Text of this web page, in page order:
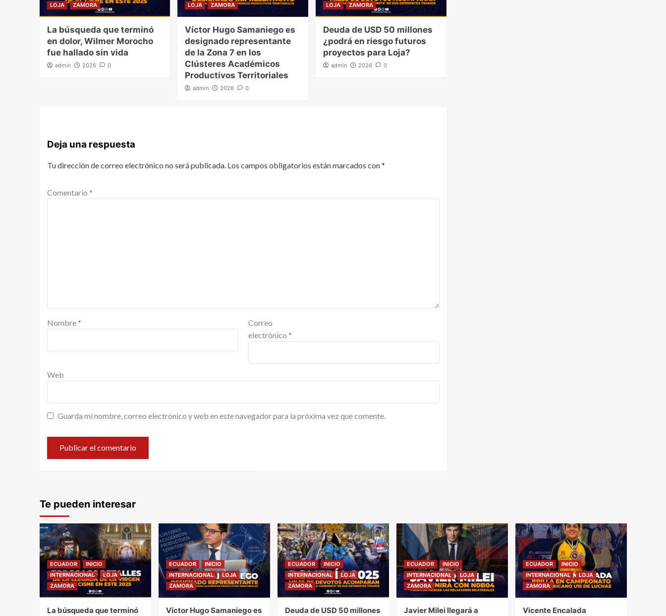
LOJA
ZAMORA
La búsqueda que terminó
en dolor, Wilmer Morocho
fue hallado sin vida
admin 2026 0
LOJA
ZAMORA
Víctor Hugo Samaniego es
designado representante
de la Zona 7 en los
Clústeres Académicos
Productivos Territoriales
admin 2026 0
LOJA
ZAMORA
Deuda de USD 50 millones
¿podrá en riesgo futuros
proyectos para Loja?
admin 2026 0
Deja una respuesta
Tu dirección de correo electrónico no será publicada. Los campos obligatorios están marcados con*
Comentario *
Nombre *
Correo
electrónico *
Web
Guarda mi nombre, correo electrónico y web en este navegador para la próxima vez que comente.
Te pueden interesar
ECUADOR
INICIO
INTERNACIONAL
LOJA
ZAMORA
La búsqueda que terminó
ECUADOR
INICIO
INTERNACIONAL
LOJA
ZAMORA
Víctor Hugo Samaniego es
ECUADOR
INICIO
INTERNACIONAL
LOJA
ZAMORA
Deuda de USD 50 millones
ECUADOR
INICIO
INTERNACIONAL
LOJA
ZAMORA
Javier Milei llegará a
ECUADOR
INICIO
INTERNACIONAL
LOJA
ZAMORA
Vicente Encalada